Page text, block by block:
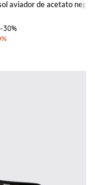
doble puente
aviador de acetato
-30%